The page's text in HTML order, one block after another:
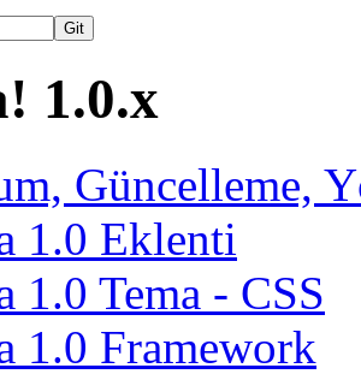
Git
1.0.x
Güncelleme,
1.0 Eklenti
1.0 Tema - CSS
1.0 Framework